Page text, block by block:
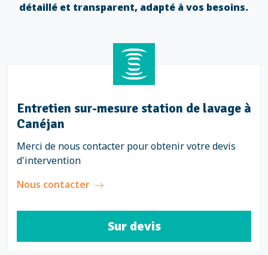
détaillé et transparent, adapté à vos besoins.
Entretien sur-mesure station de lavage à
Canéjan
Merci de nous contacter pour obtenir votre devis
d'intervention
Nous contacter
Sur devis